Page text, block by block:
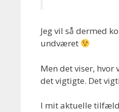
Jeg vil så dermed
undværet
Men det viser, hvor
det vigtigte. Det
I mit aktuelle